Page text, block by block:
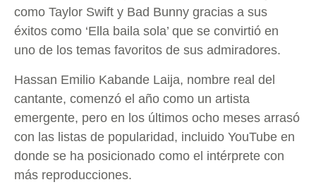
como Taylor Swift y Bad Bunny gracias a sus
éxitos como ‘Ella baila sola’ que se convirtió en
uno de los temas favoritos de sus admiradores.
Hassan Emilio Kabande Laija, nombre real del
cantante, comenzó el año como un artista
emergente, pero en los últimos ocho meses arrasó
con las listas de popularidad, incluido YouTube en
donde se ha posicionado como el intérprete con
más reproducciones.